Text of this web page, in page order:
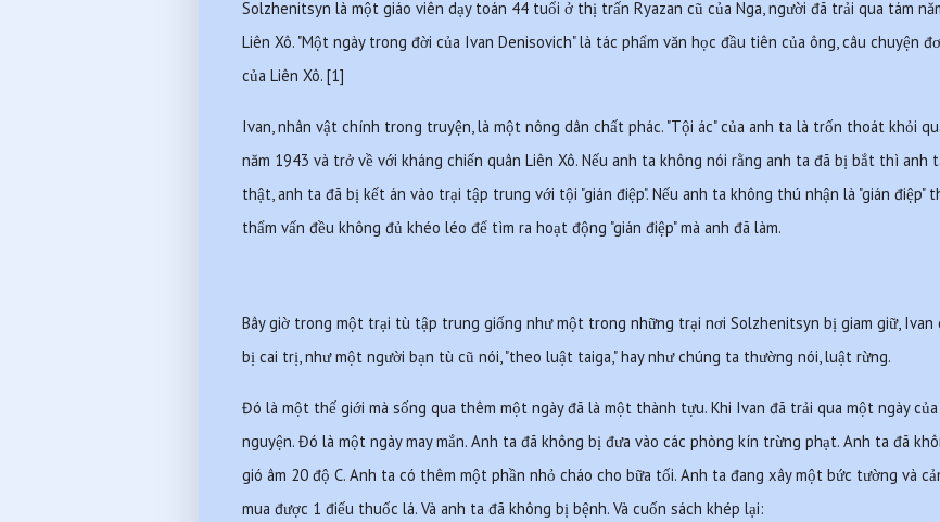
Solzhenitsyn là một giáo viên dạy toán 44 tuổi ở thị trấn Ryazan cũ của Nga, người đã trải qua tám
Liên Xô. "Một ngày trong đời của Ivan Denisovich" là tác phẩm văn học đầu tiên của ông, câu chuyện
của Liên Xô. [1]
Ivan, nhân vật chính trong truyện, là một nông dân chất phác. "Tội ác" của anh ta là trốn thoát khỏi
năm 1943 và trở về với kháng chiến quân Liên Xô. Nếu anh ta không nói rằng anh ta đã bị bắt thì anh
thật, anh ta đã bị kết án vào trại tập trung với tội "gián điệp". Nếu anh ta không thú nhận là "gián điệp"
thẩm vấn đều không đủ khéo léo để tìm ra hoạt động "gián điệp" mà anh đã làm.
Bây giờ trong một trại tù tập trung giống như một trong những trại nơi Solzhenitsyn bị giam giữ,
bị cai trị, như một người bạn tù cũ nói, "theo luật taiga," hay như chúng ta thường nói, luật rừng.
Đó là một thế giới mà sống qua thêm một ngày đã là một thành tựu. Khi Ivan đã trải qua một ngày
nguyện. Đó là một ngày may mắn. Anh ta đã không bị đưa vào các phòng kín trừng phạt. Anh ta đã
gió âm 20 độ C. Anh ta có thêm một phần nhỏ cháo cho bữa tối. Anh ta đang xây một bức tường và
mua được 1 điếu thuốc lá. Và anh ta đã không bị bệnh. Và cuốn sách khép lại: